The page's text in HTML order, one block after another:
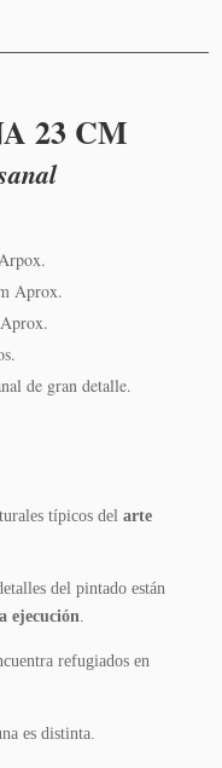
23 CM
Aprox.
de gran detalle.
típicos delarte
del pintado están
ejecución.
refugiados en
es distinta.